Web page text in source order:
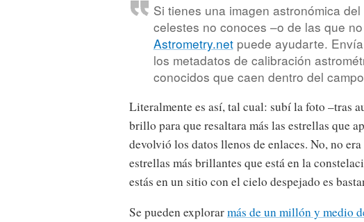
Si tienes una imagen astronómica
celestes no conoces –o de las que
Astrometry.netpuede ayudarte.
los metadatos de calibración
conocidos que caen dentro del
Literalmente es así, tal cual: subí la foto –tras
brillo para que resaltara más las estrellas que
devolvió los datos llenos de enlaces. No, no
estrellas más brillantes que está en la
estás en un sitio con el cielo despejado es
Se pueden explorarmás de un millón y medio